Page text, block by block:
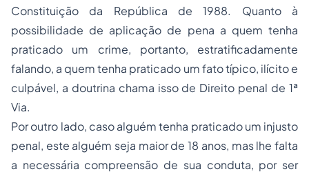
Constituição da República de 1988. Quanto à
possibilidade de aplicação de pena a quem tenha
praticado um crime, portanto, estratificadamente
falando, a quem tenha praticado um fato típico, ilícito e
culpável, a doutrina chama isso de Direito penal de 1ª
Via.
Por outro lado, caso alguém tenha praticado um injusto
penal, este alguém seja maior de 18 anos, mas lhe falta
a necessária compreensão de sua conduta, por ser